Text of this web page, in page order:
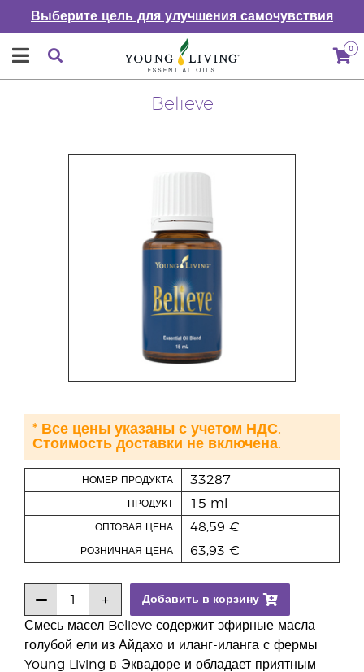
Выберите цель для улучшения самочувствия
0
Believe
Смесь масел Believe содержит эфирные масла
голубой ели из Айдахо и иланг-иланга с фермы
Young Living в Эквадоре и обладает приятным
НОМЕР ПРОДУКТА 33287
ПРОДУКТ 15 ml
ОПТОВАЯ ЦЕНА 48,59 €
РОЗНИЧНАЯ ЦЕНА 63,93 €
Добавить в корзину
* Все цены указаны с учетом НДС.
Стоимость доставки не включена.